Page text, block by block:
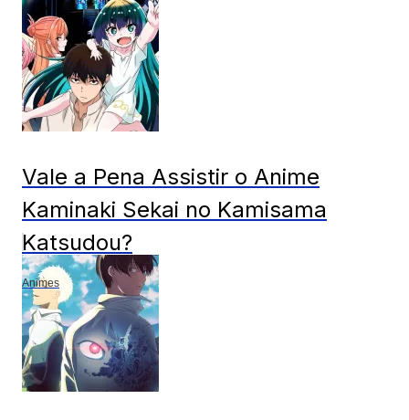
Vale a Pena Assistir o Anime
Kaminaki Sekai no Kamisama
Katsudou?
Animes